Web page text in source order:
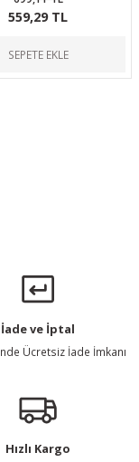
559,29 TL
SEPETE EKLE
İade ve İptal
Ücretsiz İade İmkanı
Hızlı Kargo